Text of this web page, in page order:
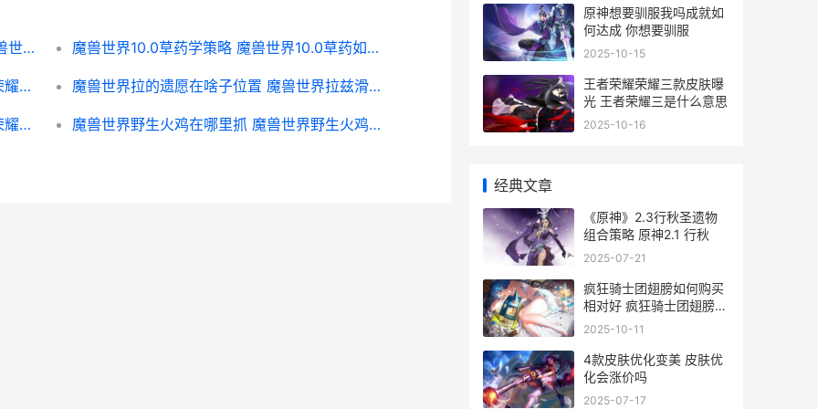
魔兽世界：P2阶段法师毕业级辉煌装备 魔兽世界P2阶段狂暴战bIS 魔兽世界10.0草药学策略 魔兽世界10.0草药如何处理
王者荣耀荣耀海月浮梦罗烟上架时间 王者荣耀海滩系列 魔兽世界拉的遗愿在啥子位置 魔兽世界拉兹滑链在哪里
王者荣耀荣耀甜蜜斩杀技能效果如何 王者荣耀甜美长什么样子 魔兽世界野生火鸡在哪里抓 魔兽世界野生火鸡捡不起来
原神想要驯服我吗成就如
何达成 你想要驯服
2025-10-15
王者荣耀荣耀三款皮肤曝
光 王者荣耀三是什么意思
2025-10-16
经典文章
《原神》2.3行秋圣遗物
组合策略 原神2.1 行秋
2025-07-21
疯狂骑士团翅膀如何购买
相对好 疯狂骑士团翅膀升
级材料表
2025-10-11
4款皮肤优化变美 皮肤优
化会涨价吗
2025-07-17